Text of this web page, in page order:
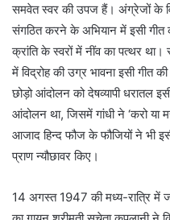
समवेत स्वर की उपज हैं। अंग्रेजों के
संगठित करने के अभियान में इसी गीत
क्रांति के स्वरों में नींव का पत्थर था।
में विद्रोह की उग्र भावना इसी गीत
छोड़ो आंदोलन को देषव्यापी धरातल
आंदोलन था, जिसमें गांधी ने ‘करो या
आजाद हिन्द फौज के फौजियों ने भी
प्राण न्यौछावर किए।
14 अगस्त 1947 की मध्य-रात्रि में